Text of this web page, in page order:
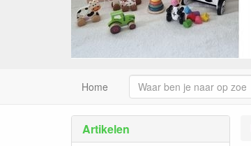
Home
Artikelen